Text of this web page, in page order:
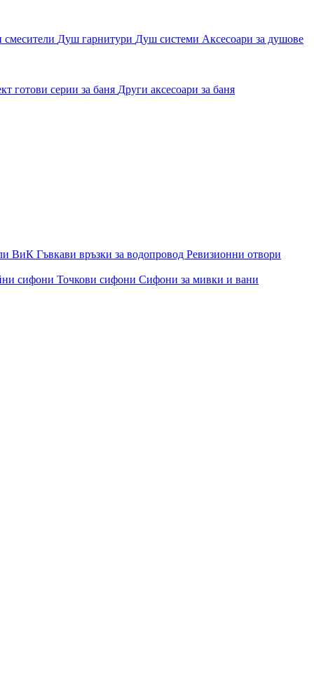
смесители Душ гарнитури Душ системи Аксесоари за душове
готови серии за баня Други аксесоари за баня
ВиК Гъвкави връзки за водопровод Ревизионни отвори
сифони Точкови сифони Сифони за мивки и вани